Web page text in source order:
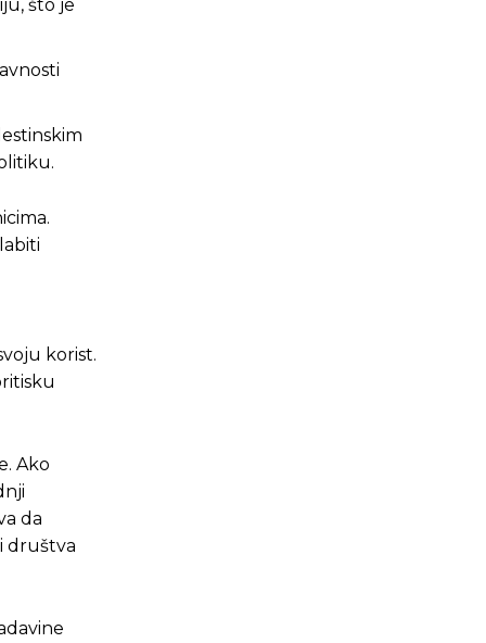
što je
korist.
Ako
da
društva